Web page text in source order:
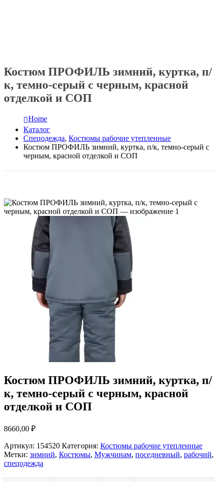
Костюм ПРОФИЛЬ зимний, куртка, п/
к, темно-серый с черным, красной
отделкой и СОП
Home
Каталог
Спецодежда, Костюмы рабочие утепленные
Костюм ПРОФИЛЬ зимний, куртка, п/к, темно-серый с
черным, красной отделкой и СОП
Костюм ПРОФИЛЬ зимний, куртка, п/
к, темно-серый с черным, красной
отделкой и СОП
8660,00 ₽
Артикул: 154520 Категория: Костюмы рабочие утепленные
Метки: зимний, Костюмы, Мужчинам, поседневный, рабочий,
спецодежда